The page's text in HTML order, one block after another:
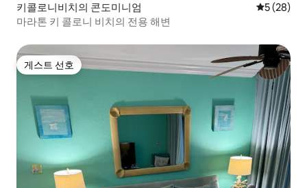
키콜로니비치의 콘도미니엄 평점 5점(5
5 (28)
마라톤 키 콜로니 비치의 전용 해변
게스트 선호
게스트 선호